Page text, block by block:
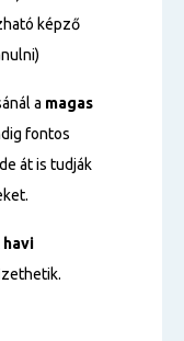
képző
a magas
fontos
át is tudják
havi